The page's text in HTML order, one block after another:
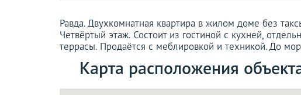
Равда. Двухкомнатная квартира в жилом доме без
Четвёртый этаж. Состоит из гостиной с кухней,
террасы. Продаётся с меблировкой и техникой. До
Карта расположения